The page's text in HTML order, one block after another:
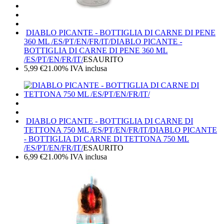
DIABLO PICANTE - BOTTIGLIA DI CARNE DI PENE
360 ML /ES/PT/EN/FR/IT/DIABLO PICANTE -
BOTTIGLIA DI CARNE DI PENE 360 ML
/ES/PT/EN/FR/IT/ESAURITO
5,99 €21.00% IVA inclusa
DIABLO PICANTE - BOTTIGLIA DI CARNE DI
TETTONA 750 ML /ES/PT/EN/FR/IT/DIABLO PICANTE
- BOTTIGLIA DI CARNE DI TETTONA 750 ML
/ES/PT/EN/FR/IT/ESAURITO
6,99 €21.00% IVA inclusa